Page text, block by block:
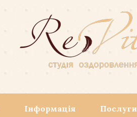
Інформація Послуги